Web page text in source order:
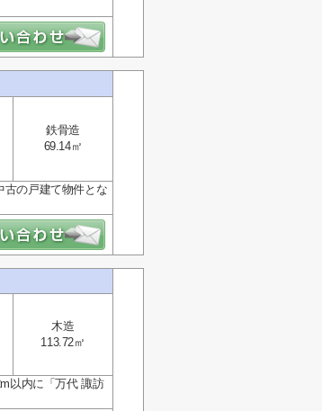
鉄骨造
69.14㎡
の戸建て物件とな
木造
113.72㎡
以内に「万代 諏訪